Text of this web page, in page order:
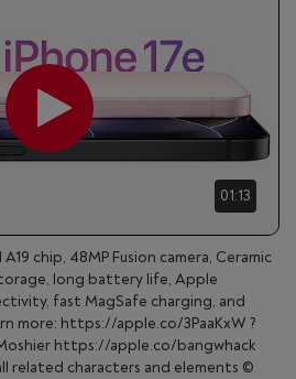
01:13
chip, 48MP Fusion camera, Ceramic
long battery life, Apple
fast MagSafe charging, and
more: https://apple.co/3PaaKxW ?
https://apple.co/bangwhack
all related characters and elements ©